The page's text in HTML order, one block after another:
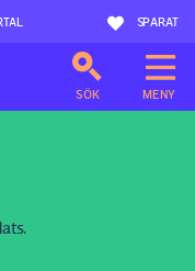
SPARAT
SÖK MENY